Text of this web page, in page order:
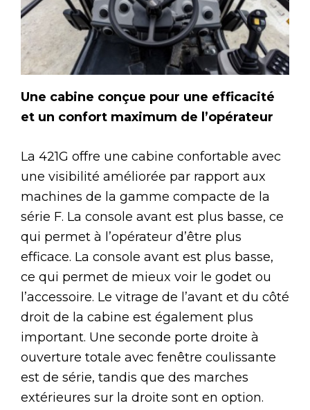
Une cabine conçue pour une efficacité
et un confort maximum de l’opérateur
La 421G offre une cabine confortable avec
une visibilité améliorée par rapport aux
machines de la gamme compacte de la
série F. La console avant est plus basse, ce
qui permet à l’opérateur d’être plus
efficace. La console avant est plus basse,
ce qui permet de mieux voir le godet ou
l’accessoire. Le vitrage de l’avant et du côté
droit de la cabine est également plus
important. Une seconde porte droite à
ouverture totale avec fenêtre coulissante
est de série, tandis que des marches
extérieures sur la droite sont en option.